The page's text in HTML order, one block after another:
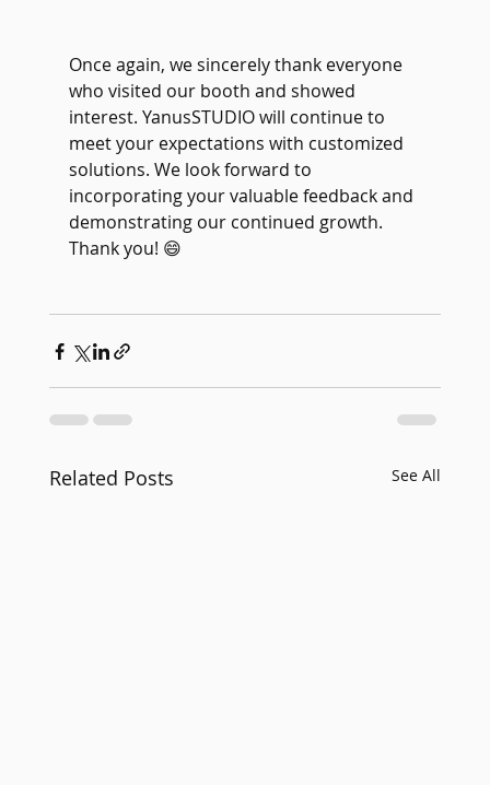
Once again, we sincerely thank everyone
who visited our booth and showed
interest. YanusSTUDIO will continue to
meet your expectations with customized
solutions. We look forward to
incorporating your valuable feedback and
demonstrating our continued growth.
Thank you! 😄
Related Posts See All